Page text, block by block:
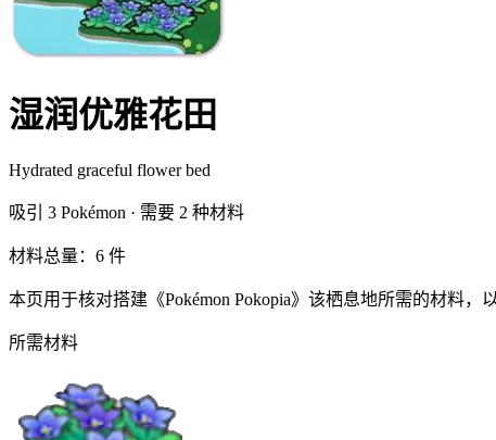
湿润优雅花田
Hydrated graceful flower bed
吸引 3 Pokémon · 需要 2 种材料
材料总量：6 件
本页用于核对搭建《Pokémon Pokopia》该栖息地所需的材料
所需材料